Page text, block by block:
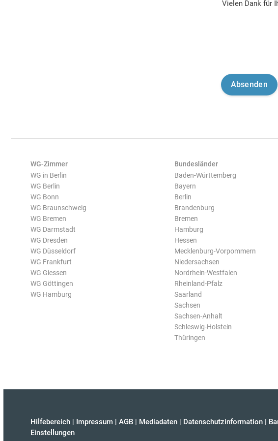
Vielen Dank für
WG-Zimmer
WG in Berlin
WG Berlin
WG Bonn
WG Braunschweig
WG Bremen
WG Darmstadt
WG Dresden
WG Düsseldorf
WG Frankfurt
WG Giessen
WG Göttingen
WG Hamburg
Bundesländer
Baden-Württemberg
Bayern
Berlin
Brandenburg
Bremen
Hamburg
Hessen
Mecklenburg-Vorpommern
Niedersachsen
Nordrhein-Westfalen
Rheinland-Pfalz
Saarland
Sachsen
Sachsen-Anhalt
Schleswig-Holstein
Thüringen
Hilfebereich | Impressum | AGB | Mediadaten | Datenschutzinformation |
Einstellungen